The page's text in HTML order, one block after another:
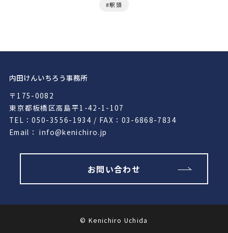
駅頭
内田けんいちろう事務所
〒175-0082
東京都板橋区高島平1-42-1-107
TEL：050-3556-1934 / FAX：03-6868-7834
Email： info@kenichiro.jp
お問い合わせ
© Kenichiro Uchida